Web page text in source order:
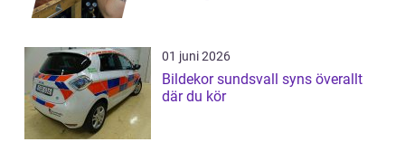
01 juni 2026
Bildekor sundsvall syns överallt
där du kör